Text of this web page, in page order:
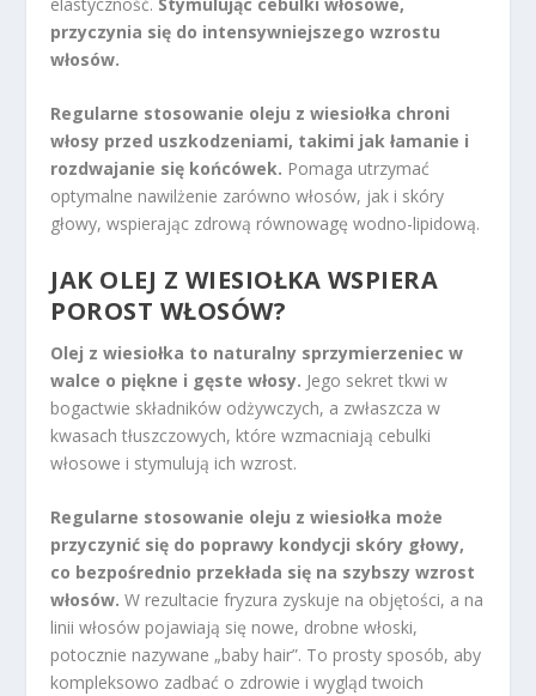
przyczynia się do intensywniejszego wzrostu
włosów.
Regularne stosowanie oleju z wiesiołka chroni
włosy przed uszkodzeniami, takimi jak łamanie i
rozdwajanie się końcówek. Pomaga utrzymać
optymalne nawilżenie zarówno włosów, jak i skóry
głowy, wspierając zdrową równowagę wodno-lipidową.
JAK OLEJ Z WIESIOŁKA WSPIERA
POROST WŁOSÓW?
Olej z wiesiołka to naturalny sprzymierzeniec w
walce o piękne i gęste włosy. Jego sekret tkwi w
bogactwie składników odżywczych, a zwłaszcza w
kwasach tłuszczowych, które wzmacniają cebulki
włosowe i stymulują ich wzrost.
Regularne stosowanie oleju z wiesiołka może
przyczynić się do poprawy kondycji skóry głowy,
co bezpośrednio przekłada się na szybszy wzrost
włosów. W rezultacie fryzura zyskuje na objętości, a na
linii włosów pojawiają się nowe, drobne włoski,
potocznie nazywane „baby hair”. To prosty sposób, aby
kompleksowo zadbać o zdrowie i wygląd twoich